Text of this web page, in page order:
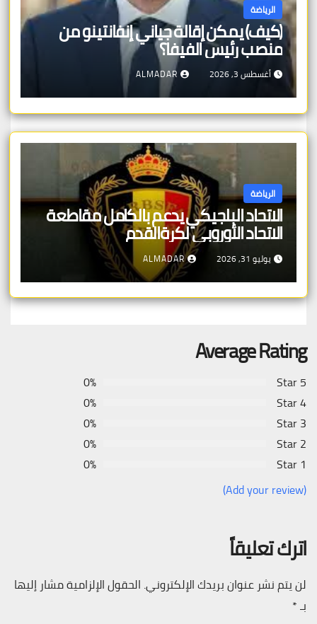
الرياضة
(كيف) يمكن إقالة جياني إنفانتينو من
منصب رئيس الفيفا؟
أغسطس 3, 2026 ALMADAR
الرياضة
الاتحاد البلجيكي يدعم بالكامل مقاطعة
الاتحاد الأوروبي لكرةالقدم
يوليو 31, 2026 ALMADAR
Average Rating
5 Star
0%
4 Star
0%
3 Star
0%
2 Star
0%
1 Star
0%
(Add your review)
اترك تعليقاً
لن يتم نشر عنوان بريدك الإلكتروني. الحقول الإلزامية مشار إليها
بـ*